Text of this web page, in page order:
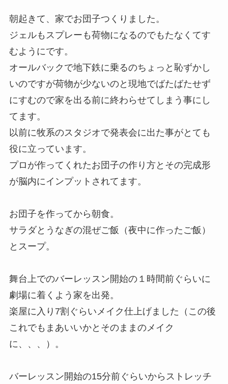
朝起きて、家でお団子つくりました。
ジェルもスプレーも荷物になるのでもたなくてす
むようにです。
オールバックで地下鉄に乗るのちょっと恥ずかし
いのですが荷物が少ないのと現地でばたばたせず
にすむので家を出る前に終わらせてしまう事にし
てます。
以前に牧系のスタジオで発表会に出た事がとても
役に立っています。
プロが作ってくれたお団子の作り方とその完成形
が脳内にインプットされてます。
お団子を作ってから朝食。
サラダとうなぎの混ぜご飯（夜中に作ったご飯）
とスープ。
舞台上でのバーレッスン開始の１時間前ぐらいに
劇場に着くよう家を出発。
楽屋に入り7割ぐらいメイク仕上げました（この後
これでもまあいいかとそのままのメイク
に、、、）。
バーレッスン開始の15分前ぐらいからストレッチ